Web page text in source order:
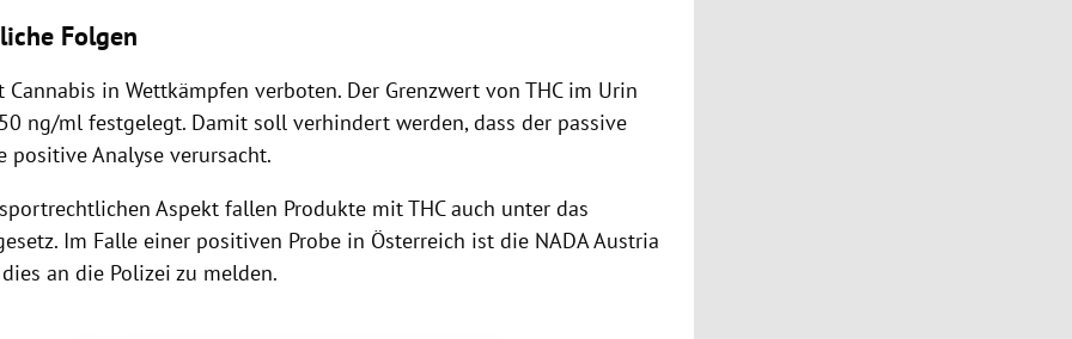
Folgen
Cannabis in Wettkämpfen verboten. Der Grenzwert von THC im Urin
ng/ml festgelegt. Damit soll verhindert werden, dass der passive
positive Analyse verursacht.
Aspekt fallen Produkte mit THC auch unter das
Im Falle einer positiven Probe in Österreich ist die NADA Austria
an die Polizei zu melden.